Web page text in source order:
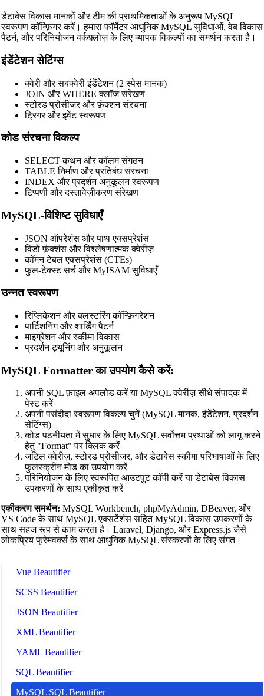
🔗 Related Tools
📝 कोड फॉर्मैटर्स और ब्यूटीफायर्स
🔧 TOOLS
HTML Beautifier
CSS Beautifier
JavaScript Beautifier
TypeScript Beautifier
Vue Beautifier
SCSS Beautifier
JSON Beautifier
XML Beautifier
YAML Beautifier
SQL Beautifier
MySQL SQL Beautifier
डेटाबेस विकास मानकों और टीम की प्राथमिकताओं के अनुरूप MySQL
स्वरूपण कॉन्फ़िगर करें। हमारा फॉर्मेटर आधुनिक MySQL सुविधाओं, वेब विकास
पैटर्न, और परिनियोजन वर्कफ़्लोज़ के लिए व्यापक विकल्पों का समर्थन करता है।
इंडेंटेशन सेटिंग्स
क्वेरी और सबक्वेरी इंडेंटेशन (2 स्पेस मानक)
JOIN और WHERE क्लॉज संरेखण
स्टोरड प्रोसीजर और फ़ंक्शन संरचना
ट्रिगर और इवेंट स्वरूपण
कोड संरचना विकल्प
SELECT कथन और कॉलम संगठन
TABLE निर्माण और प्रतिबंध संरचना
INDEX और प्रदर्शन अनुकूलन स्वरूपण
टिप्पणी और दस्तावेज़ीकरण संरेखण
MySQL-विशिष्ट सुविधाएँ
JSON ऑपरेशंस और पाथ एक्सप्रेशंस
विंडो फ़ंक्शंस और विश्लेषणात्मक क्वेरीज़
कॉमन टेबल एक्सप्रेशंस (CTEs)
फुल-टेक्स्ट सर्च और MyISAM सुविधाएँ
उन्नत स्वरूपण
रिप्लिकेशन और क्लस्टरिंग कॉन्फ़िगरेशन
पार्टिशनिंग और शार्डिंग पैटर्न
माइग्रेशन और स्कीमा विकास
प्रदर्शन ट्यूनिंग और अनुकूलन
MySQL Formatter का उपयोग कैसे करें:
अपनी SQL फ़ाइल अपलोड करें या MySQL क्वेरीज़ सीधे संपादक में
पेस्ट करें
अपनी पसंदीदा स्वरूपण विकल्प चुनें (MySQL मानक, इंडेंटेशन, प्रदर्शन
सेटिंग्स)
कोड पठनीयता में सुधार के लिए MySQL सर्वोत्तम प्रथाओं को लागू करने
हेतु "Format" पर क्लिक करें
जटिल क्वेरीज़, स्टोरड प्रोसीजर, और डेटाबेस स्कीमा परिभाषाओं के लिए
फुलस्क्रीन मोड का उपयोग करें
परिनियोजन के लिए स्वरूपित आउटपुट कॉपी करें या डेटाबेस विकास
उपकरणों के साथ एकीकृत करें
एकीकरण समर्थन: MySQL Workbench, phpMyAdmin, DBeaver, और
VS Code के साथ MySQL एक्सटेंशंस सहित MySQL विकास उपकरणों के
साथ सहज रूप से काम करता है। Laravel, Django, और Express.js जैसे
लोकप्रिय फ्रेमवर्क्स के साथ आधुनिक MySQL संस्करणों के लिए संगत।